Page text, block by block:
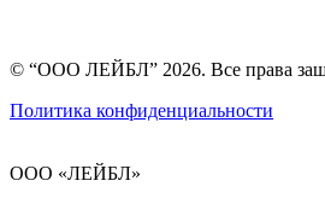
© “ООО ЛЕЙБЛ” 2026. Все права
Политика конфиденциальности
ООО «ЛЕЙБЛ»